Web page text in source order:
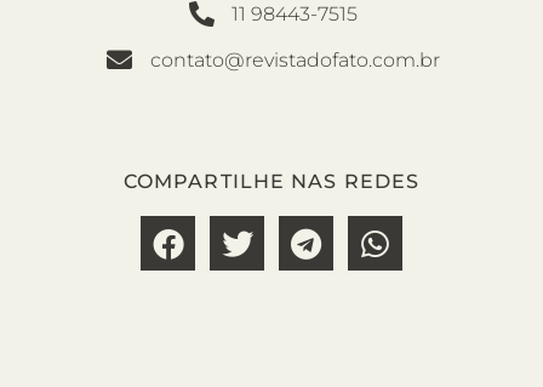
11 98443-7515
contato@revistadofato.com.br
COMPARTILHE NAS REDES